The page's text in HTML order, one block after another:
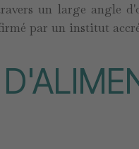
un large angle
par un institut